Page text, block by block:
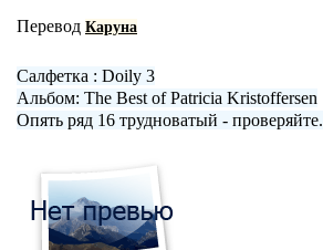
Перевод Каруна
Салфетка : Doily 3
Альбом: The Best of Patricia Kristoffersen
Опять ряд 16 трудноватый - проверяйте.